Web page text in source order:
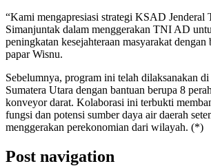
“Kami mengapresiasi strategi KSAD
Simanjuntak dalam menggerakan TNI AD
peningkatan kesejahteraan masyarakat
papar Wisnu.
Sebelumnya, program ini telah dilaksanakan
Sumatera Utara dengan bantuan berupa 8
konveyor darat. Kolaborasi ini terbukti
fungsi dan potensi sumber daya air daerah
menggerakan perekonomian dari wilayah. (*)
Post navigation